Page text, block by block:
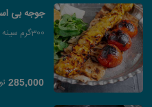
جوجه بی
300گرم سینه
285,000